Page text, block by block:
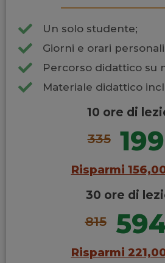
Un solo studente;
Giorni e orari
Percorso didattico su
Materiale didattico
10 ore di
335
Risparmi
30 ore di
815
Risparmi